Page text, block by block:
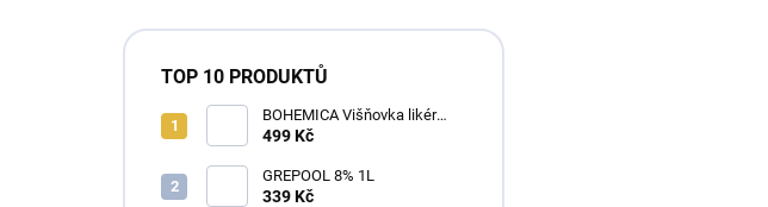
TOP 10 PRODUKTŮ
BOHEMICA Višňovka likér
25% 0,7L
499 Kč
GREPOOL 8% 1L
339 Kč